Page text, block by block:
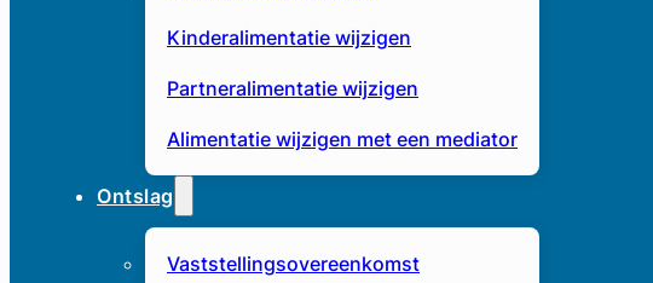
Kinderalimentatie wijzigen
Partneralimentatie wijzigen
Alimentatie wijzigen met een mediator
Ontslag
Vaststellingsovereenkomst